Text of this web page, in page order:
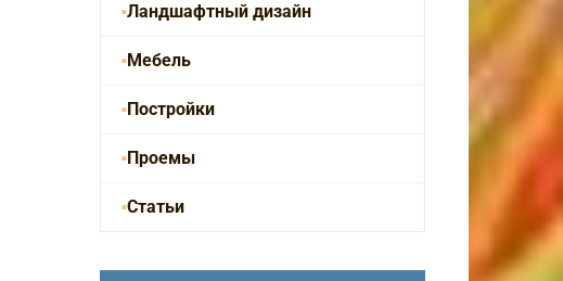
Ландшафтный дизайн
Мебель
Постройки
Проемы
Статьи